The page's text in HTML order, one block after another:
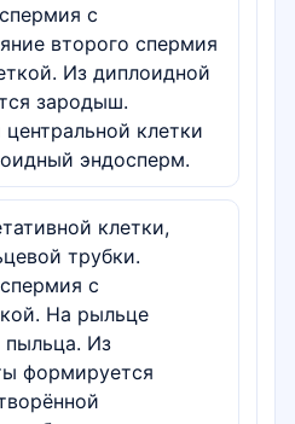
с
второго спермия
Из диплоидной
зародыш.
клетки
эндосперм.
клетки,
трубки.
с
пыльца. Из
формируется